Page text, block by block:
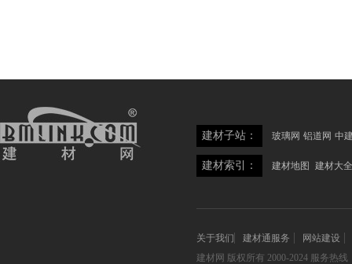
建材子站： 玻璃网 铝道网 中
建材索引： 建材地图 建材大全
关于我们 建材通服务
网站建设
建材网 版权所有 2000-2024 服务热线